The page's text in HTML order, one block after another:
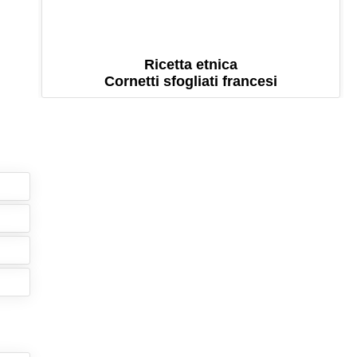
Ricetta etnica
Cornetti sfogliati francesi